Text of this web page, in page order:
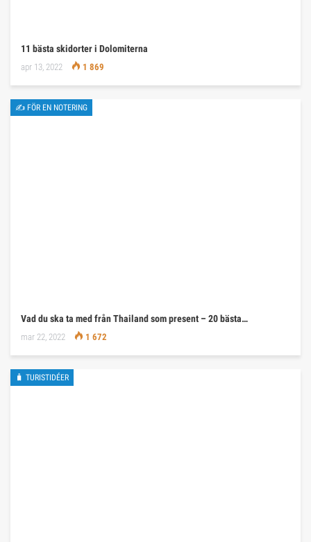
11 bästa skidorter i Dolomiterna
apr 13, 2022 1 869
✍ FÖR EN NOTERING
Vad du ska ta med från Thailand som present – 20 bästa…
mar 22, 2022 1 672
🧳 TURISTIDÉER